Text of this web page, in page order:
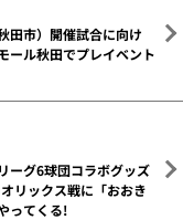
田市）開催試合に向け
ール秋田でプレイベント
グ6球団コラボグッズ
リックス戦に「おおき
ってくる!